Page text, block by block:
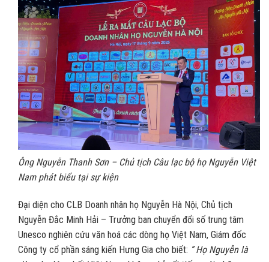
Ông Nguyễn Thanh Sơn – Chủ tịch Câu lạc bộ họ Nguyễn Việt
Nam phát biểu tại sự kiện
Đại diện cho CLB Doanh nhân họ Nguyễn Hà Nội, Chủ tịch
Nguyễn Đắc Minh Hải – Trưởng ban chuyển đổi số trung tâm
Unesco nghiên cứu văn hoá các dòng họ Việt Nam, Giám đốc
Công ty cổ phần sáng kiến Hưng Gia cho biết: ‘’ Họ Nguyễn là